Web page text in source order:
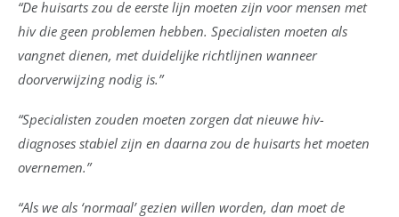
“De huisarts zou de eerste lijn moeten zijn voor mensen met
hiv die geen problemen hebben. Specialisten moeten als
vangnet dienen, met duidelijke richtlijnen wanneer
doorverwijzing nodig is.”
“Specialisten zouden moeten zorgen dat nieuwe hiv-
diagnoses stabiel zijn en daarna zou de huisarts het moeten
overnemen.”
“Als we als ‘normaal’ gezien willen worden, dan moet de